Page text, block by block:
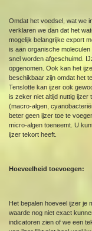
Omdat het voedsel, wat we
verklaren we dan dat het
mogelijk belangrijke export
is aan organische
snel worden afgeschuimd.
opgenomen. Ook kan het
beschikbaar zijn omdat het
Tenslotte kan ijzer ook
is zeker niet altijd nuttig
(macro-algen,
beter geen ijzer toe te
micro-algen toeneemt. U
ijzer tekort heeft.
Hoeveelheid toevoegen:
Het bepalen hoeveel ijzer je
waarde nog niet exact
indicatoren zien of we een